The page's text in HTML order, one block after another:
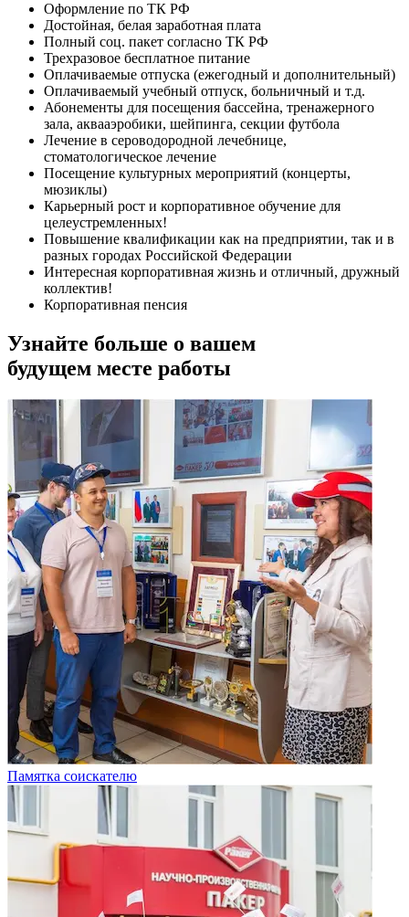
Оформление по ТК РФ
Достойная, белая заработная плата
Полный соц. пакет согласно ТК РФ
Трехразовое бесплатное питание
Оплачиваемые отпуска (ежегодный и дополнительный)
Оплачиваемый учебный отпуск, больничный и т.д.
Абонементы для посещения бассейна, тренажерного
зала, аквааэробики, шейпинга, секции футбола
Лечение в сероводородной лечебнице,
стоматологическое лечение
Посещение культурных мероприятий (концерты,
мюзиклы)
Карьерный рост и корпоративное обучение для
целеустремленных!
Повышение квалификации как на предприятии, так и в
разных городах Российской Федерации
Интересная корпоративная жизнь и отличный, дружный
коллектив!
Корпоративная пенсия
Узнайте больше о вашем
будущем месте работы
Памятка соискателю